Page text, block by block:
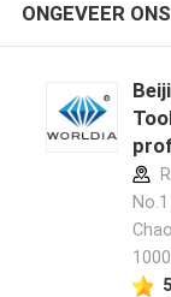
ONGEVEER ONS